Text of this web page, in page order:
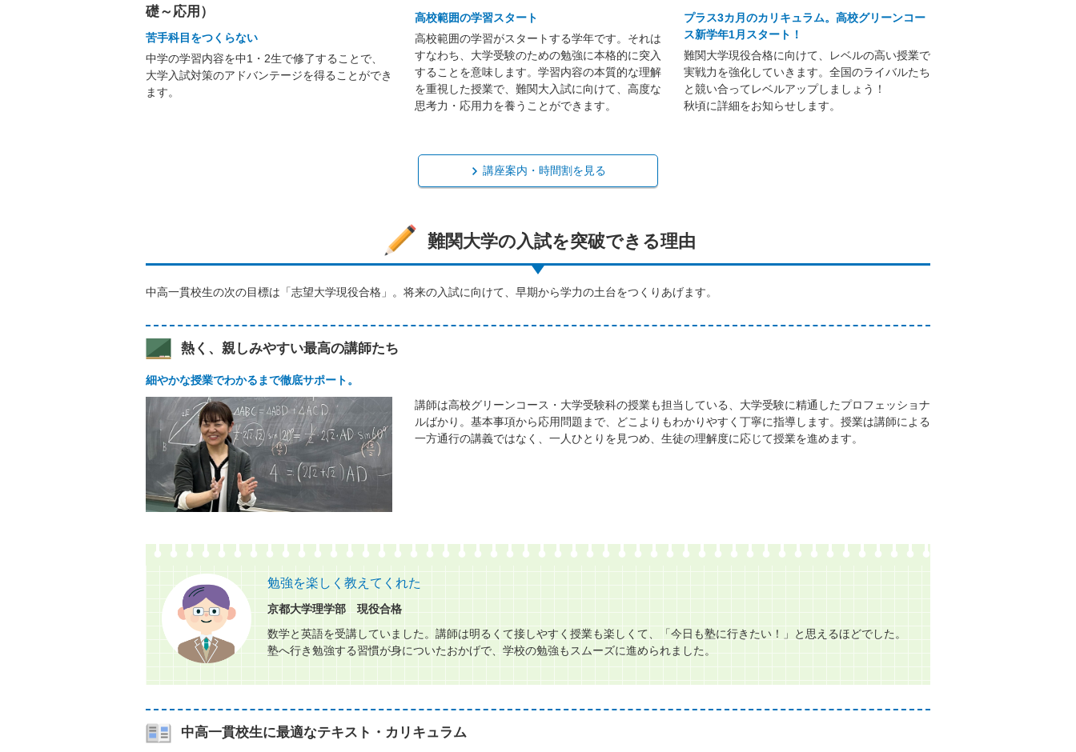
礎～応用）
苦手科目をつくらない
中学の学習内容を中1・2生で修了することで、
大学入試対策のアドバンテージを得ることができ
ます。
高校範囲の学習スタート
高校範囲の学習がスタートする学年です。それは
すなわち、大学受験のための勉強に本格的に突入
することを意味します。学習内容の本質的な理解
を重視した授業で、難関大入試に向けて、高度な
思考力・応用力を養うことができます。
プラス3カ月のカリキュラム。高校グリーンコー
ス新学年1月スタート！
難関大学現役合格に向けて、レベルの高い授業で
実戦力を強化していきます。全国のライバルたち
と競い合ってレベルアップしましょう！
秋頃に詳細をお知らせします。
講座案内・時間割を見る
難関大学の入試を突破できる理由
中高一貫校生の次の目標は「志望大学現役合格」。将来の入試に向けて、早期から学力の土台をつくりあげます。
熱く、親しみやすい最高の講師たち
細やかな授業でわかるまで徹底サポート。
講師は高校グリーンコース・大学受験科の授業も担当している、大学受験に精通したプロフェッショナ
ルばかり。基本事項から応用問題まで、どこよりもわかりやすく丁寧に指導します。授業は講師による
一方通行の講義ではなく、一人ひとりを見つめ、生徒の理解度に応じて授業を進めます。
勉強を楽しく教えてくれた
京都大学理学部 現役合格
数学と英語を受講していました。講師は明るくて接しやすく授業も楽しくて、「今日も塾に行きたい！」と思えるほどでした。
塾へ行き勉強する習慣が身についたおかげで、学校の勉強もスムーズに進められました。
中高一貫校生に最適なテキスト・カリキュラム